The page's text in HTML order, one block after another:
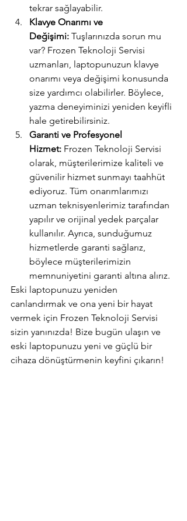
tekrar sağlayabilir.
Klavye Onarımı ve
Değişimi: Tuşlarınızda sorun mu
var? Frozen Teknoloji Servisi
uzmanları, laptopunuzun klavye
onarımı veya değişimi konusunda
size yardımcı olabilirler. Böylece,
yazma deneyiminizi yeniden keyifli
hale getirebilirsiniz.
Garanti ve Profesyonel
Hizmet: Frozen Teknoloji Servisi
olarak, müşterilerimize kaliteli ve
güvenilir hizmet sunmayı taahhüt
ediyoruz. Tüm onarımlarımızı
uzman teknisyenlerimiz tarafından
yapılır ve orijinal yedek parçalar
kullanılır. Ayrıca, sunduğumuz
hizmetlerde garanti sağlarız,
böylece müşterilerimizin
memnuniyetini garanti altına alırız.
Eski laptopunuzu yeniden
canlandırmak ve ona yeni bir hayat
vermek için Frozen Teknoloji Servisi
sizin yanınızda! Bize bugün ulaşın ve
eski laptopunuzu yeni ve güçlü bir
cihaza dönüştürmenin keyfini çıkarın!